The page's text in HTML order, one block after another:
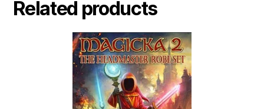
Related products